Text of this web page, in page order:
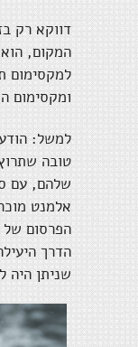
דווקא רק
המקום,
למקסימום
ומקסימום
למשל:
טובה
שלהם, עם
אלמנט
הפרסום של
הדרך
שניתן היה